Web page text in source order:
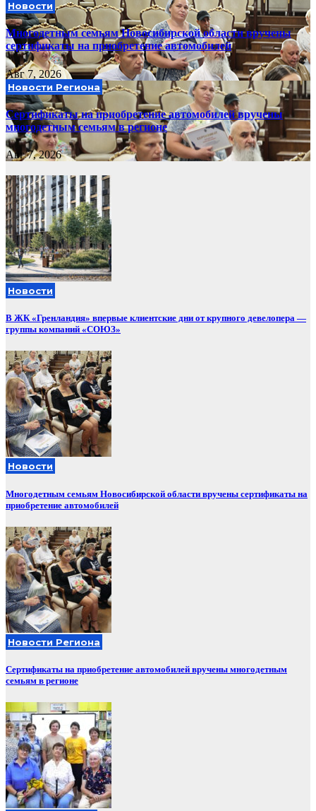
Новости
Многодетным семьям Новосибирской области вручены
сертификаты на приобретение автомобилей
Авг 7, 2026
Новости Региона
Сертификаты на приобретение автомобилей вручены
многодетным семьям в регионе
Авг 7, 2026
Новости
В ЖК «Гренландия» впервые клиентские дни от крупного девелопера —
группы компаний «СОЮЗ»
Новости
Многодетным семьям Новосибирской области вручены сертификаты на
приобретение автомобилей
Новости Региона
Сертификаты на приобретение автомобилей вручены многодетным
семьям в регионе